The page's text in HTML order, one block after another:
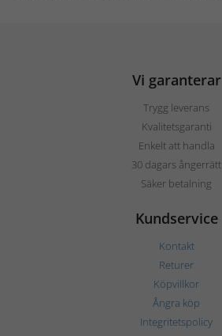
Vi garanterar
Trygg leverans
Kvalitetsgaranti
Enkelt att handla
30 dagars ångerrätt
Säker betalning
Kundservice
Kontakt
Returer
Köpvillkor
Ångra köp
Integritetspolicy